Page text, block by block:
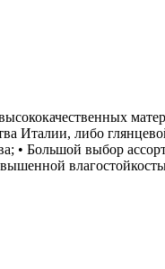
Италии, либо
• Большой выбор